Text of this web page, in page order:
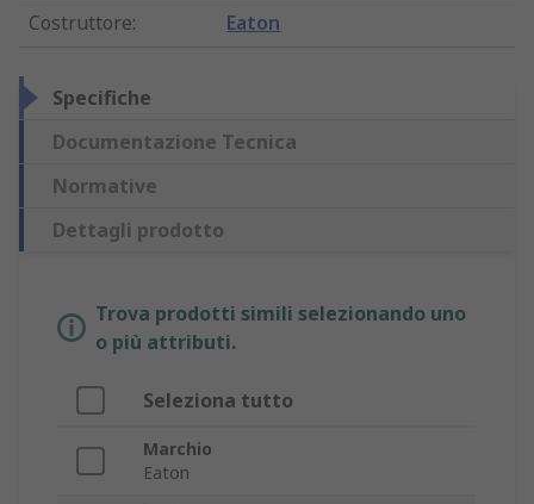
Costruttore: Eaton
Specifiche
Documentazione Tecnica
Normative
Dettagli prodotto
Trova prodotti simili selezionando uno
o più attributi.
Seleziona tutto
Marchio
Eaton